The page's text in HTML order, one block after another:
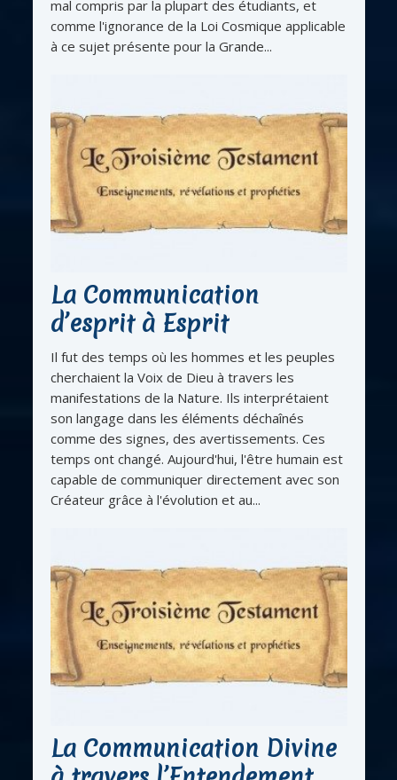
mal compris par la plupart des étudiants, et
comme l'ignorance de la Loi Cosmique applicable
à ce sujet présente pour la Grande...
La Communication
d’esprit à Esprit
Il fut des temps où les hommes et les peuples
cherchaient la Voix de Dieu à travers les
manifestations de la Nature. Ils interprétaient
son langage dans les éléments déchaînés
comme des signes, des avertissements. Ces
temps ont changé. Aujourd'hui, l'être humain est
capable de communiquer directement avec son
Créateur grâce à l'évolution et au...
La Communication Divine